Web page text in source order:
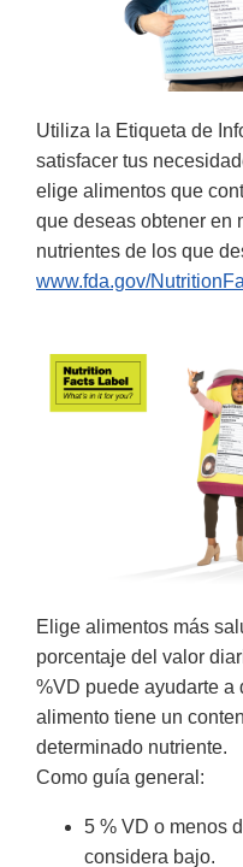
Utiliza la Etiqueta de
satisfacer tus
elige alimentos que
que deseas obtener en
nutrientes de los que
www.fda.gov/
Elige alimentos más
porcentaje del valor
%VD puede ayudarte a
alimento tiene un
determinado nutriente.
Como guía general:
5 % VD o menos
considera bajo.